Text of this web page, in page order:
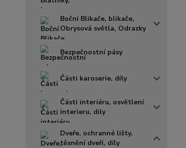
Boční Blikače, blikače,
Obrysová světla, Odrazky
Bezpečnostní pásy
Části karoserie, díly
Části interiéru, osvětlení
interieru, dily
Dveře, ochranné lišty,
těsnění dveří, díly